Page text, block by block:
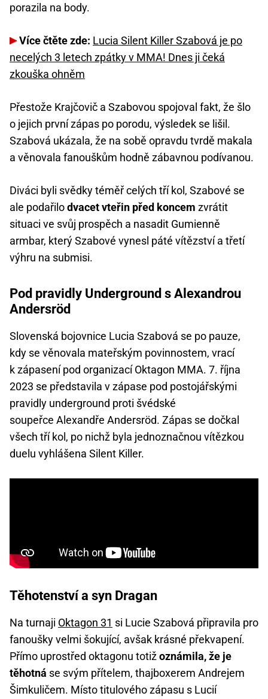
porazila na body.
Více čtěte zde: Lucia Silent Killer Szabová je po
necelých 3 letech zpátky v MMA! Dnes ji čeká
zkouška ohněm
Přestože Krajčovič a Szabovou spojoval fakt, že šlo
o jejich první zápas po porodu, výsledek se lišil.
Szabová ukázala, že na sobě opravdu tvrdě makala
a věnovala fanouškům hodně zábavnou podívanou.
Diváci byli svědky téměř celých tří kol, Szabové se
ale podařilodvacet vteřin před koncem zvrátit
situaci ve svůj prospěch a nasadit Gumienně
armbar, který Szabové vynesl páté vítězství a třetí
výhru na submisi.
Pod pravidly Underground s Alexandrou
Andersröd
Slovenská bojovnice Lucia Szabová se po pauze,
kdy se věnovala mateřským povinnostem, vrací
k zápasení pod organizací Oktagon MMA. 7. října
2023 se představila v zápase pod postojářskými
pravidly underground proti švédské
soupeřce Alexandře Andersröd. Zápas se dočkal
všech tří kol, po nichž byla jednoznačnou vítězkou
duelu vyhlášena Silent Killer.
Těhotenství a syn Dragan
Na turnaji Oktagon 31 si Lucie Szabová připravila pro
fanoušky velmi šokující, avšak krásné překvapení.
Přímo uprostřed oktagonu totižoznámila, že je
těhotná se svým přítelem, thajboxerem Andrejem
Šimkuličem. Místo titulového zápasu s Lucií